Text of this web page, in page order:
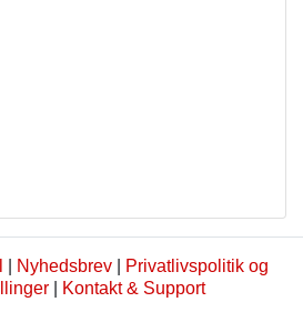
Nyhedsbrev
Privatlivspolitik og
Kontakt & Support